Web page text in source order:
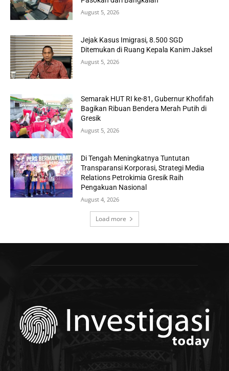
August 5, 2026
Jejak Kasus Imigrasi, 8.500 SGD
Ditemukan di Ruang Kepala Kanim Jaksel
August 5, 2026
Semarak HUT RI ke-81, Gubernur Khofifah
Bagikan Ribuan Bendera Merah Putih di
Gresik
August 5, 2026
Di Tengah Meningkatnya Tuntutan
Transparansi Korporasi, Strategi Media
Relations Petrokimia Gresik Raih
Pengakuan Nasional
August 4, 2026
Load more